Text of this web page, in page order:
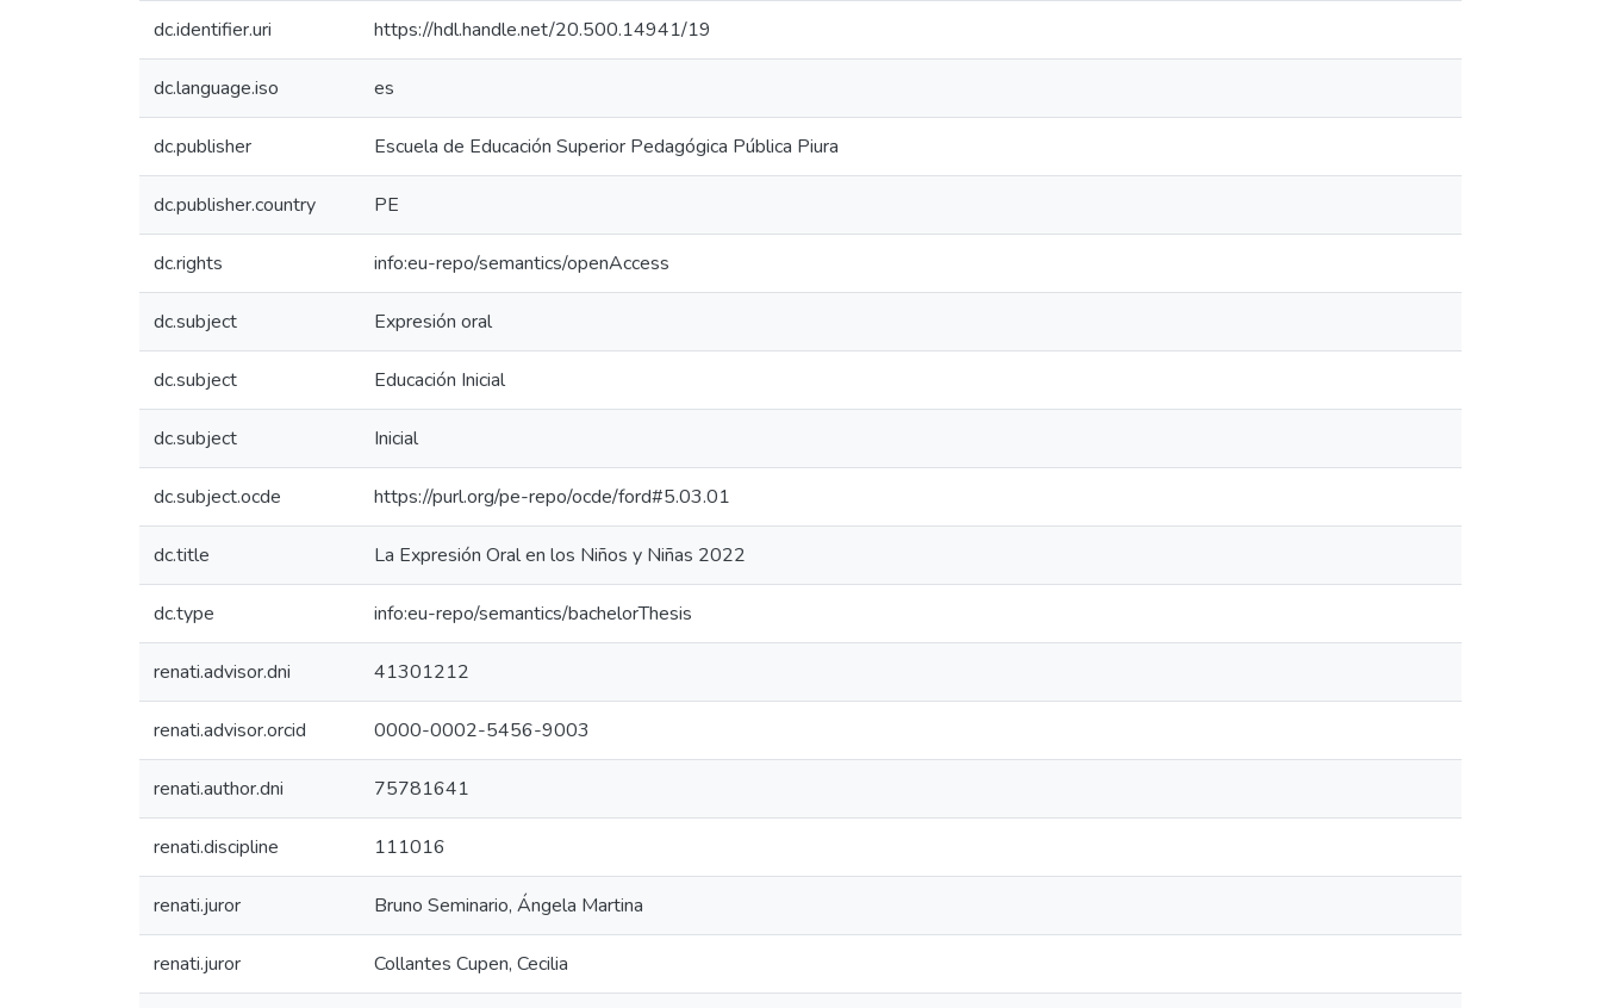
dc.identifier.uri https://hdl.handle.net/20.500.14941/19
dc.language.iso es
dc.publisher Escuela de Educación Superior Pedagógica Pública Piura
dc.publisher.country PE
dc.rights info:eu-repo/semantics/openAccess
dc.subject Expresión oral
dc.subject Educación Inicial
dc.subject Inicial
dc.subject.ocde https://purl.org/pe-repo/ocde/ford#5.03.01
dc.title La Expresión Oral en los Niños y Niñas 2022
dc.type info:eu-repo/semantics/bachelorThesis
renati.advisor.dni 41301212
renati.advisor.orcid 0000-0002-5456-9003
renati.author.dni 75781641
renati.discipline 111016
renati.juror Bruno Seminario, Ángela Martina
renati.juror Collantes Cupen, Cecilia